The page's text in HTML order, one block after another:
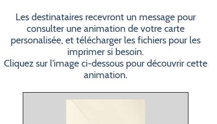
Les destinataires recevront un message pour
consulter une animation de votre carte
personalisée, et télécharger les fichiers pour les
imprimer si besoin.
Cliquez sur l'image ci-dessous pour découvrir cette
animation.